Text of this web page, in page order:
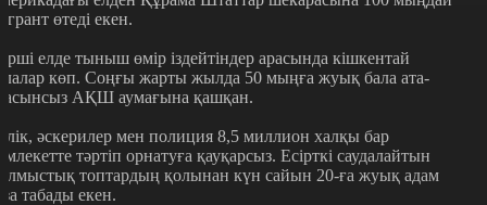
өтеді екен.
елде тыныш өмір іздейтіндер арасында кішкентай
көп. Соңғы жарты жылда 50 мыңға жуық бала ата-
АҚШ аумағына қашқан.
әскерилер мен полиция 8,5 миллион халқы бар
тәртіп орнатуға қауқарсыз. Есірткі саудалайтын
топтардың қолынан күн сайын 20-ға жуық адам
табады екен.